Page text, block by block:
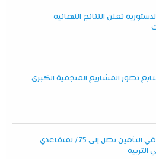
تعلن النتائج النهائية
تطور المشاريع المنجمية الكبرى
تخفيضات في التأمين تصل إلى 75% لمتقاعدي